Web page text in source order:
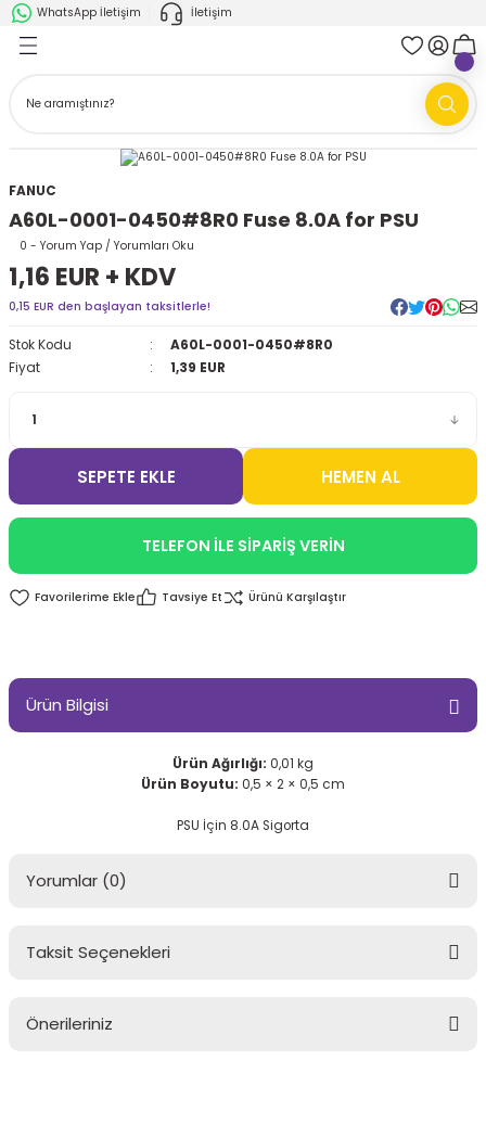
WhatsApp İletişim İletişim
Geri Dön
Delta Robotlar
Endüstriyel Robotlar
Geri Dön
FANUC
A60L-0001-0450#8R0 Fuse 8.0A for PSU
0 - Yorum Yap / Yorumları Oku
1,16 EUR + KDV
0,15 EUR den başlayan taksitlerle!
Stok Kodu
A60L-0001-0450#8R0
Fiyat
1,39 EUR
SEPETE EKLE HEMEN AL
TELEFON İLE SİPARİŞ VERİN
Tavsiye Et Ürünü Karşılaştır
Ürün Bilgisi
Ürün Ağırlığı: 0,01 kg
Ürün Boyutu: 0,5 × 2 × 0,5 cm
PSU İçin 8.0A Sigorta
Yorumlar (0)
Taksit Seçenekleri
Önerileriniz